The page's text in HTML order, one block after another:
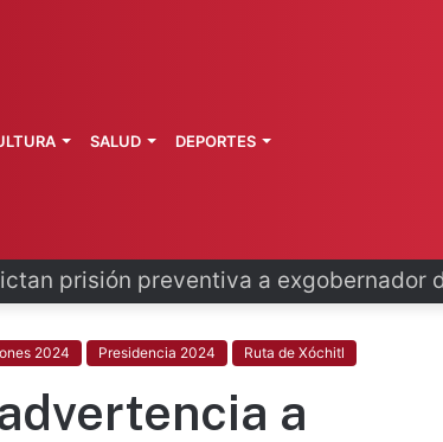
tras polémico plan de FIFA
SALUD DEPORTES
2024 Presidencia 2024 Ruta de Xóchitl
a